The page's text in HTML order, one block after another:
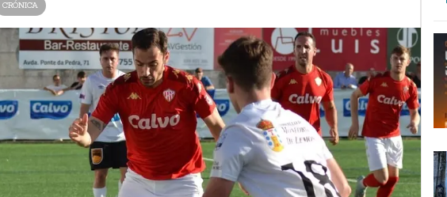
CRÓNICA